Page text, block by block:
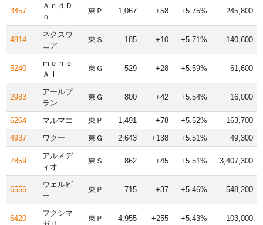
3457
ＡｎｄＤ
ｏ
東Ｐ 1,067 +58 +5.75% 245,800
4814
ネクスウ
ェア
東Ｓ 185 +10 +5.71% 140,600
5240
ｍｏｎｏ
ＡＩ
東Ｇ 529 +28 +5.59% 61,600
2983
アールプ
ラン
東Ｇ 800 +42 +5.54% 16,000
6264 マルマエ 東Ｐ 1,491 +78 +5.52%
163,700
4937
ワクー 東Ｇ 2,643 +138 +5.51% 49,300
7859
アルメデ
ィオ
東Ｓ 862 +45 +5.51% 3,407,300
6556
ウェルビ
ー
東Ｐ 715 +37 +5.46% 548,200
6420
フクシマ
東Ｐ 4,955 +255 +5.43% 103,000